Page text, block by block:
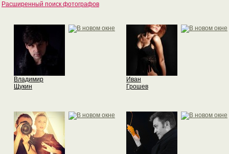
Расширенный поиск фотографов
Владимир
Щукин
Иван
Грошев